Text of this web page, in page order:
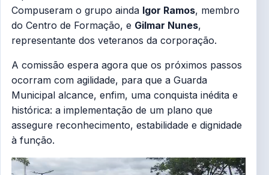
Compuseram o grupo ainda Igor Ramos, membro
do Centro de Formação, e Gilmar Nunes,
representante dos veteranos da corporação.
A comissão espera agora que os próximos passos
ocorram com agilidade, para que a Guarda
Municipal alcance, enfim, uma conquista inédita e
histórica: a implementação de um plano que
assegure reconhecimento, estabilidade e dignidade
à função.
Tocador